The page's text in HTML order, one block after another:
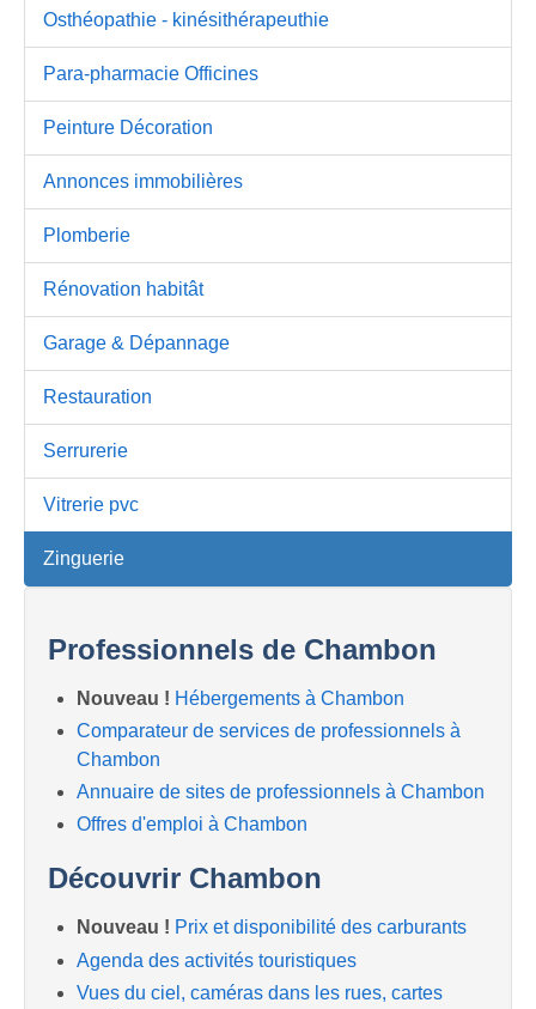
Osthéopathie - kinésithérapeuthie
Para-pharmacie Officines
Peinture Décoration
Annonces immobilières
Plomberie
Rénovation habitât
Garage & Dépannage
Restauration
Serrurerie
Vitrerie pvc
Zinguerie
Professionnels de Chambon
Nouveau ! Hébergements à Chambon
Comparateur de services de professionnels à
Chambon
Annuaire de sites de professionnels à Chambon
Offres d'emploi à Chambon
Découvrir Chambon
Nouveau ! Prix et disponibilité des carburants
Agenda des activités touristiques
Vues du ciel, caméras dans les rues, cartes